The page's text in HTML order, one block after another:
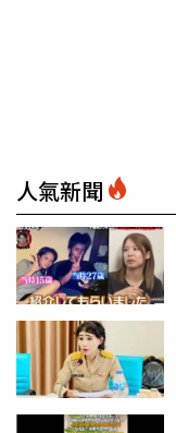
人氣新聞